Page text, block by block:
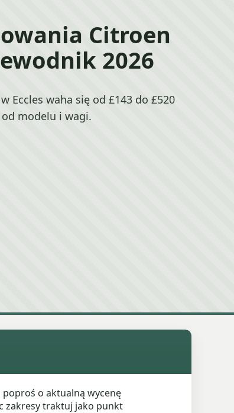
Citroen
2026
Eccles waha się od £143 do £520
modelu i wagi.
poproś o aktualną wycenę
zakresy traktuj jako punkt